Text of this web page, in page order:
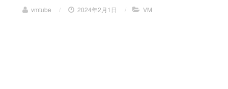
vmtube / 2024年2月1日 / VM